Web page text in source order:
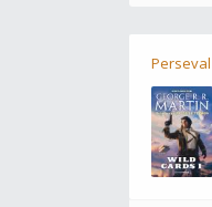
Perseval